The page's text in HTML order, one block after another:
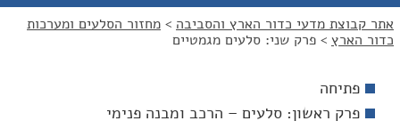
אתר קבוצת מדעי כדור הארץ והסביבה > מחזור הסלעים ומערכות
כדור הארץ > פרק שני: סלעים מגמטיים
פתיחה
פרק ראשון: סלעים – הרכב ומבנה פנימי